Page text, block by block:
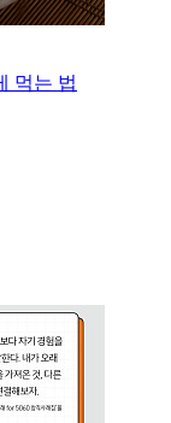
먹는 법